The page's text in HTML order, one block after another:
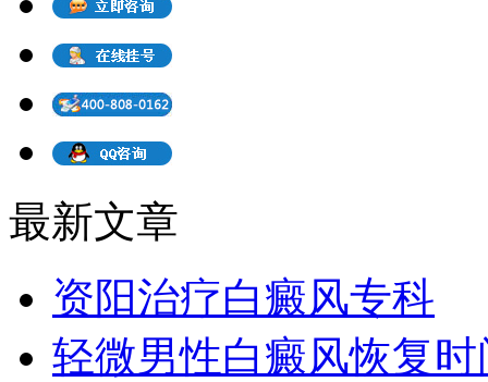
最新文章
资阳治疗白癜风专科
轻微男性白癜风恢复